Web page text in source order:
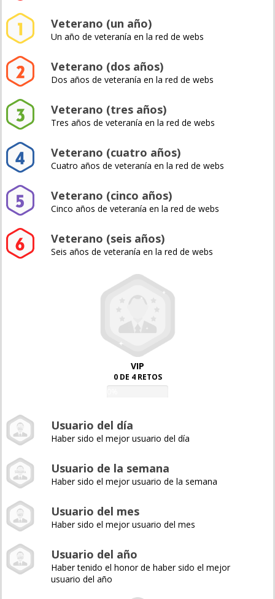
Veterano (un año)
Un año de veteranía en la red de webs
Veterano (dos años)
Dos años de veteranía en la red de webs
Veterano (tres años)
Tres años de veteranía en la red de webs
Veterano (cuatro años)
Cuatro años de veteranía en la red de webs
Veterano (cinco años)
Cinco años de veteranía en la red de webs
Veterano (seis años)
Seis años de veteranía en la red de webs
VIP
0 DE 4 RETOS
Usuario del día
Haber sido el mejor usuario del día
Usuario de la semana
Haber sido el mejor usuario de la semana
Usuario del mes
Haber sido el mejor usuario del mes
Usuario del año
Haber tenido el honor de haber sido el mejor
usuario del año